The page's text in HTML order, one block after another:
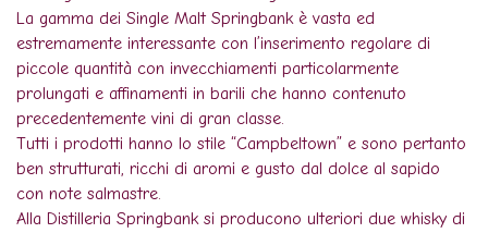
La gamma dei Single Malt Springbank è vasta ed
estremamente interessante con l’inserimento regolare di
piccole quantità con invecchiamenti particolarmente
prolungati e affinamenti in barili che hanno contenuto
precedentemente vini di gran classe.
Tutti i prodotti hanno lo stile “Campbeltown” e sono pertanto
ben strutturati, ricchi di aromi e gusto dal dolce al sapido
con note salmastre.
Alla Distilleria Springbank si producono ulteriori due whisky di